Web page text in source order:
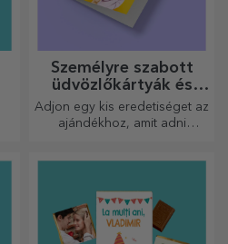
Személyre szabott
üdvözlőkártyák és
képeslapok
Adjon egy kis eredetiséget az
ajándékhoz, amit adni
üdvözlőkártyával.